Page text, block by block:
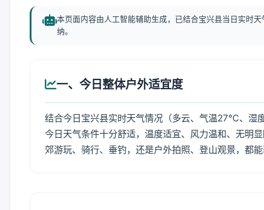
本页面内容由人工智能辅助生成，已结合宝兴县当日实时
纳。
一、今日整体户外适宜度
结合今日宝兴县实时天气情况（多云、气温27℃、湿
今日天气条件十分舒适，温度适宜、风力温和、无明
郊游玩、骑行、垂钓，还是户外拍照、登山观景，都能